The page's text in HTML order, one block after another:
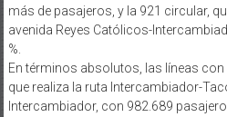
más de pasajeros, y la 921 circular,
avenida Reyes Católicos-
%.
En términos absolutos, las líneas
que realiza la ruta Intercambiador-
Intercambiador, con 982.689